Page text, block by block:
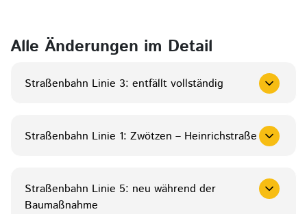
Alle Änderungen im Detail
Straßenbahn Linie 3: entfällt vollständig
Straßenbahn Linie 1: Zwötzen – Heinrichstraße
Straßenbahn Linie 5: neu während der
Baumaßnahme